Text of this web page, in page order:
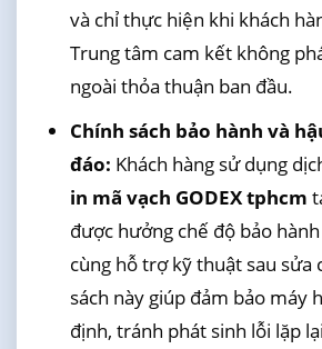
và chỉ thực hiện khi khách
Trung tâm cam kết không
ngoài thỏa thuận ban đầu.
Chính sách bảo hành và
đáo: Khách hàng sử dụng
in mã vạch GODEX tphcm
được hưởng chế độ bảo
cùng hỗ trợ kỹ thuật sau sửa
sách này giúp đảm bảo máy
định, tránh phát sinh lỗi lặp